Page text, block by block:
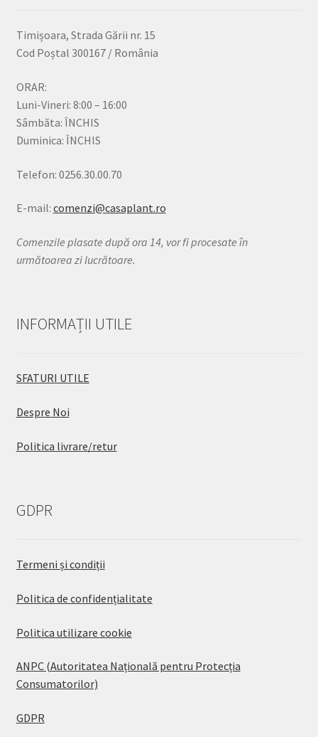
Timișoara, Strada Gării nr. 15
Cod Poștal 300167 / România
ORAR:
Luni-Vineri: 8:00 – 16:00
Sâmbăta: ÎNCHIS
Duminica: ÎNCHIS
Telefon: 0256.30.00.70
E-mail: comenzi@casaplant.ro
Comenzile plasate după ora 14, vor fi procesate în
următoarea zi lucrătoare.
INFORMAȚII UTILE
SFATURI UTILE
Despre Noi
Politica livrare/retur
GDPR
Termeni și condiții
Politica de confidențialitate
Politica utilizare cookie
ANPC (Autoritatea Națională pentru Protecția
Consumatorilor)
GDPR